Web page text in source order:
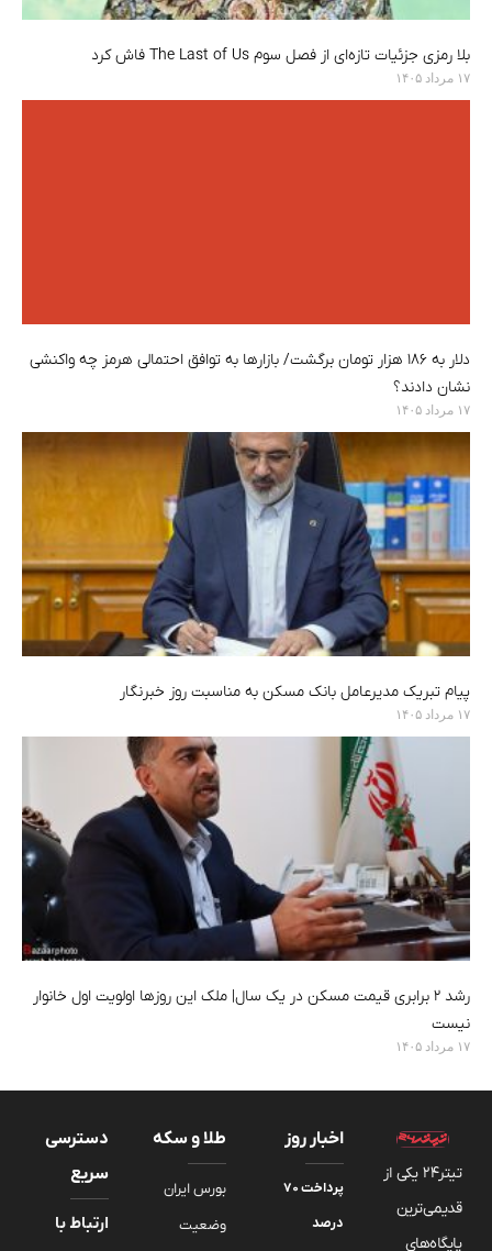
بلا رمزی جزئیات تازه‌ای از فصل سوم The Last of Us فاش کرد
۱۷ مرداد ۱۴۰۵
دلار به ۱۸۶ هزار تومان برگشت/ بازارها به توافق احتمالی هرمز چه واکنشی
نشان دادند؟
۱۷ مرداد ۱۴۰۵
پیام تبریک مدیرعامل بانک مسکن به مناسبت روز خبرنگار
۱۷ مرداد ۱۴۰۵
رشد ۲ برابری قیمت مسکن در یک سال| ملک این روزها اولویت اول خانوار
نیست
۱۷ مرداد ۱۴۰۵
تیتر24 یکی از
قدیمی‌ترین
پایگاه‌های
اخبار روز
پرداخت ۷۰
درصد
طلا و سکه
بورس ایران
وضعیت
دسترسی
سریع
ارتباط با